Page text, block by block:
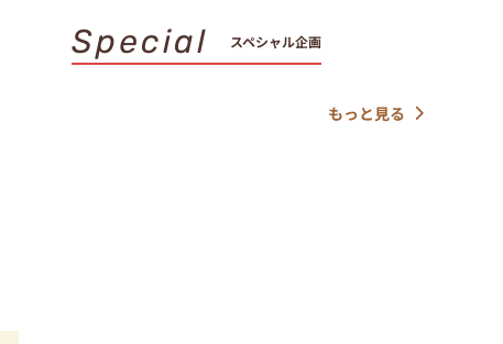
Special スペシャル企画
もっと見る